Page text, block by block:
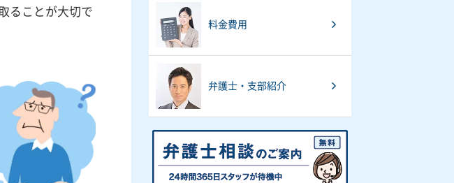
ることが大切で
料金費用
弁護士・支部紹介